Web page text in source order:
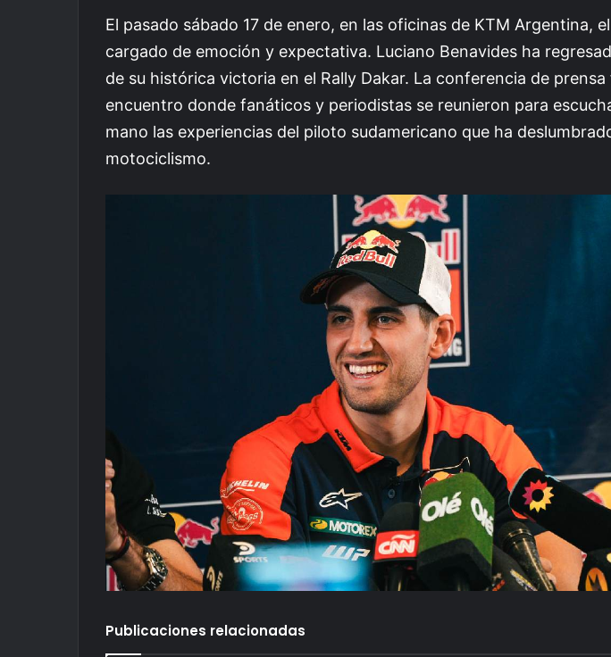
El pasado sábado 17 de enero, en las oficinas de KTM Argentina,
cargado de emoción y expectativa. Luciano Benavides ha
de su histórica victoria en el Rally Dakar. La conferencia de
encuentro donde fanáticos y periodistas se reunieron para
mano las experiencias del piloto sudamericano que ha
motociclismo.
Publicaciones relacionadas